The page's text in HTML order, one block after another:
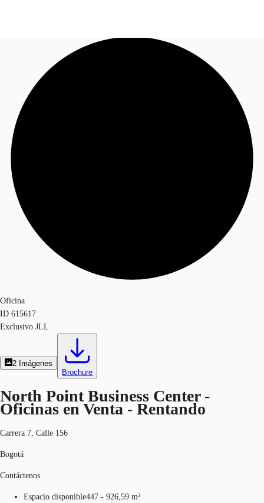
Nuestros Servicios
Noticias e Investigaciones
Llama ahora
Oficina
ID 615617
Exclusivo JLL
2 Imágenes
Brochure
North Point Business Center -
Oficinas en Venta - Rentando
Carrera 7, Calle 156
Bogotá
Contáctenos
Espacio disponible447 - 926,59 m²